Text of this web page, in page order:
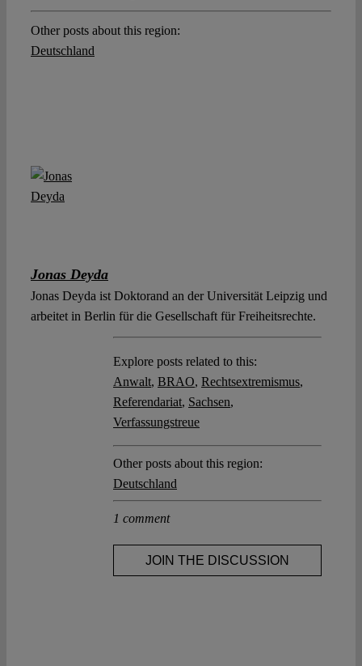
Other posts about this region:
Deutschland
Jonas Deyda
Jonas Deyda ist Doktorand an der Universität Leipzig und
arbeitet in Berlin für die Gesellschaft für Freiheitsrechte.
Explore posts related to this:
Anwalt, BRAO, Rechtsextremismus,
Referendariat, Sachsen,
Verfassungstreue
Other posts about this region:
Deutschland
1 comment
JOIN THE DISCUSSION